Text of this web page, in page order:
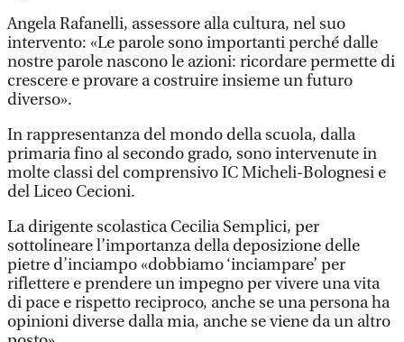
Angela Rafanelli, assessore alla cultura, nel suo
intervento: «Le parole sono importanti perché dalle
nostre parole nascono le azioni: ricordare permette di
crescere e provare a costruire insieme un futuro
diverso».
In rappresentanza del mondo della scuola, dalla
primaria fino al secondo grado, sono intervenute in
molte classi del comprensivo IC Micheli-Bolognesi e
del Liceo Cecioni.
La dirigente scolastica Cecilia Semplici, per
sottolineare l’importanza della deposizione delle
pietre d’inciampo «dobbiamo ‘inciampare’ per
riflettere e prendere un impegno per vivere una vita
di pace e rispetto reciproco, anche se una persona ha
opinioni diverse dalla mia, anche se viene da un altro